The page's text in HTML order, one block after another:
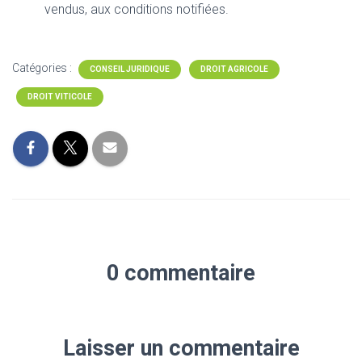
vendus, aux conditions notifiées.
Catégories : CONSEIL JURIDIQUE DROIT AGRICOLE
DROIT VITICOLE
0 commentaire
Laisser un commentaire